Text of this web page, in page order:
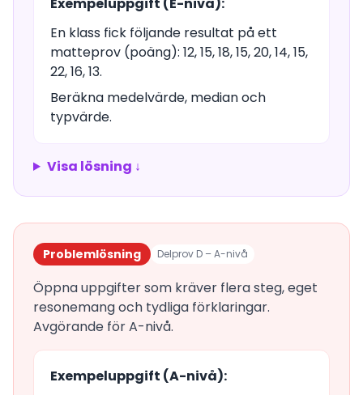
En klass fick följande resultat på ett
matteprov (poäng): 12, 15, 18, 15, 20, 14, 15,
22, 16, 13.
Beräkna medelvärde, median och
typvärde.
Visa lösning ↓
Problemlösning Delprov D – A-nivå
Öppna uppgifter som kräver flera steg, eget
resonemang och tydliga förklaringar.
Avgörande för A-nivå.
Exempeluppgift (A-nivå):